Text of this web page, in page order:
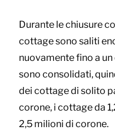
Durante le chiusure
cottage sono saliti
nuovamente fino a un
sono consolidati,
dei cottage di solito
corone, i cottage da
2,5 milioni di corone.